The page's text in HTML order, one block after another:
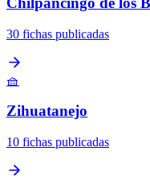
30 fichas publicadas
🧺
Zihuatanejo
10 fichas publicadas